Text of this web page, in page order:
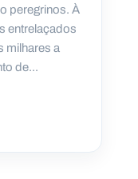
peregrinos. À
entrelaçados
milhares a
de...